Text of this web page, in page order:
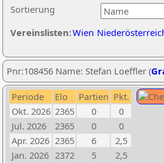
Sortierung
Vereinslisten:Wien
Pnr:108456 Name: Stefan Loeffler (
Periode Elo Partien Pkt.
Okt. 2026 2365 0
0
Jul. 2026
2365 0
0
Apr. 2026 2365 6
2,5
Jan. 2026 2372 5
2,5